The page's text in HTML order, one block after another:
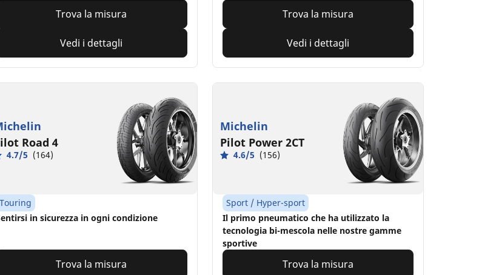
Trova la misura
Vedi i dettagli
Trova la misura
Vedi i dettagli
Road 4
4.7/5 (164)
Touring
in sicurezza in ogni condizione
Trova la misura
Michelin
Pilot Power 2CT
4.6/5 (156)
Sport / Hyper-sport
Il primo pneumatico che ha utilizzato la
tecnologia bi-mescola nelle nostre gamme
sportive
Trova la misura